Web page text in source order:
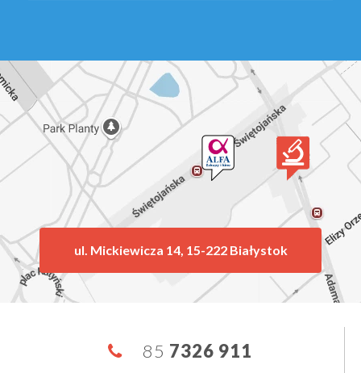
ul. Mickiewicza 14, 15-222 Białystok
85 7326 911